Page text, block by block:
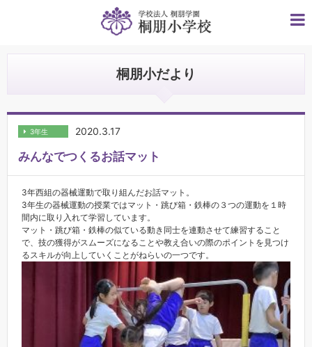
桐朋小だより
2020.3.17
3年生
みんなでつくるお話マット
3年西組の器械運動で取り組んだお話マット。
3年生の器械運動の授業ではマット・跳び箱・鉄棒の３つの運動を１時
間内に取り入れて学習しています。
マット・跳び箱・鉄棒の似ている動き同士を連動させて練習すること
で、技の獲得がスムーズになることや教え合いの際のポイントを見つけ
るスキルが向上していくことがねらいの一つです。